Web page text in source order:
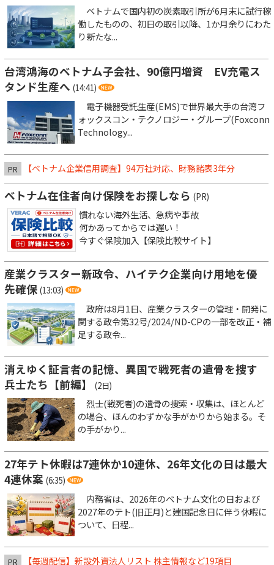
ベトナムで国内初の炭素取引所が6月末に試行稼
働したものの、初日の取引以降、1か月余りにわた
り新たな...
台湾鴻海のベトナム子会社、90億円増資 EV充電ス
タンド生産へ (14:41)
電子機器受託生産(EMS)で世界最大手の台湾フ
ォックスコン・テクノロジー・グループ(Foxconn
Technology...
PR 【ベトナム企業信用調査】94万社対応、財務諸表3年分
ベトナム在住者向け保険をお探しなら (PR)
慣れない海外生活、急病や事故
何かあってからでは遅い！
今すぐ保険加入【保険比較サイト】
産業クラスター新政令、ハイテク企業向け用地を優
先確保 (13:03)
政府は8月1日、産業クラスターの管理・開発に
関する政令第32号/2024/ND-CPの一部を改正・補
足する政令...
消えゆく証言者の記憶、異国で戦死者の遺骨を捜す
兵士たち【前編】
(2日)
烈士(戦死者)の遺骨の捜索・収集は、ほとんど
の場合、ほんのわずかな手がかりから始まる。そ
の手がかり...
27年テト休暇は7連休か10連休、26年文化の日は最大
4連休案 (6:35)
内務省は、2026年のベトナム文化の日および
2027年のテト(旧正月)と建国記念日に伴う休暇に
ついて、日程...
PR 【毎週配信】新設外資法人リスト 株主情報など19項目